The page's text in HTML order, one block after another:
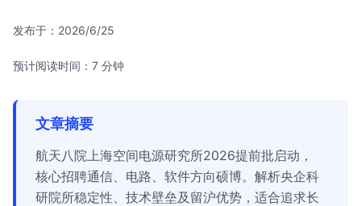
发布于： 2026/6/25
预计阅读时间：7 分钟
文章摘要
航天八院上海空间电源研究所2026提前批启动，
核心招聘通信、电路、软件方向硕博。解析央企科
研院所稳定性、技术壁垒及留沪优势，适合追求长